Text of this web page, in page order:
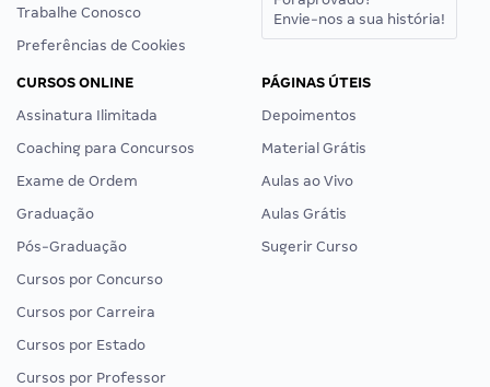
Trabalhe Conosco
Preferências de Cookies
Envie-nos a sua história!
CURSOS ONLINE
Assinatura Ilimitada
Coaching para Concursos
Exame de Ordem
Graduação
Pós-Graduação
Cursos por Concurso
Cursos por Carreira
Cursos por Estado
Cursos por Professor
PÁGINAS ÚTEIS
Depoimentos
Material Grátis
Aulas ao Vivo
Aulas Grátis
Sugerir Curso